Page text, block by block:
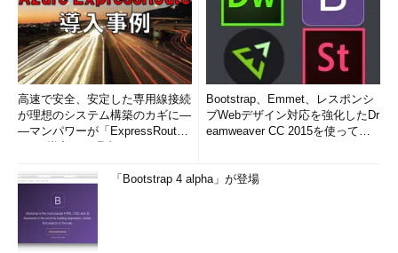
高速で安全、安定した専用線接続
が理想のシステム構築のカギに―
―マンパワーが「ExpressRout
Bootstrap、Emmet、レスポンシ
ブWebデザイン対応を強化したDr
eamweaver CC 2015を使って
「Bootstrap 4 alpha」が登場